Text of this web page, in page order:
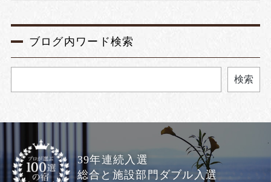
ブログ内ワード検索
検索
39年連続入選
総合と施設部門ダブル入選